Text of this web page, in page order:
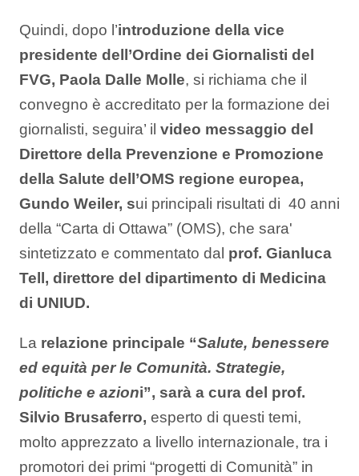
Quindi, dopo l’introduzione della vice
presidente dell’Ordine dei Giornalisti del
FVG, Paola Dalle Molle, si richiama che il
convegno è accreditato per la formazione dei
giornalisti, seguira’ il video messaggio del
Direttore della Prevenzione e Promozione
della Salute dell’OMS regione europea,
Gundo Weiler, sui principali risultati di 40 anni
della “Carta di Ottawa” (OMS), che sara'
sintetizzato e commentato dal prof. Gianluca
Tell, direttore del dipartimento di Medicina
di UNIUD.
La relazione principale “Salute, benessere
ed equità per le Comunità. Strategie,
politiche e azioni”, sarà a cura del prof.
Silvio Brusaferro, esperto di questi temi,
molto apprezzato a livello internazionale, tra i
promotori dei primi “progetti di Comunità” in